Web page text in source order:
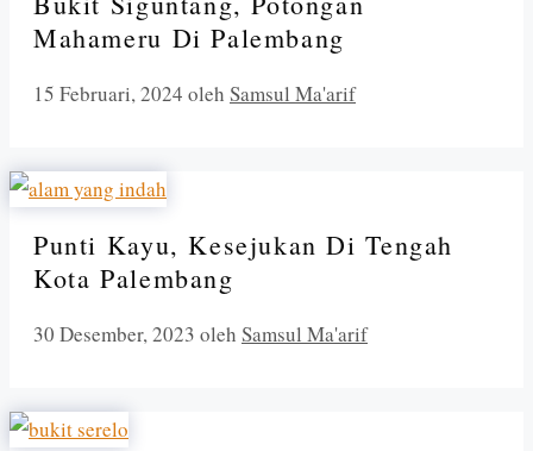
Mahameru Di Palembang
15 Februari, 2024 oleh Samsul Ma'arif
Punti Kayu, Kesejukan Di Tengah
Kota Palembang
30 Desember, 2023 oleh Samsul Ma'arif